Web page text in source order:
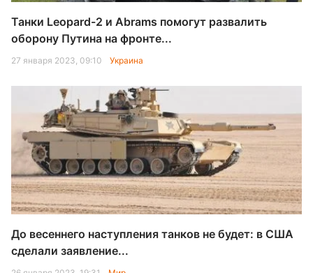
Танки Leopard-2 и Abrams помогут развалить
оборону Путина на фронте...
27 января 2023, 09:10 Украина
До весеннего наступления танков не будет: в США
сделали заявление...